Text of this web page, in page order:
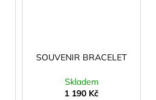
SOUVENIR BRACELET
Skladem
1 190 Kč